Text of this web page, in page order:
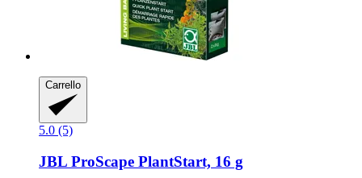
Carrello
5.0 (5)
JBL ProScape PlantStart, 16 g